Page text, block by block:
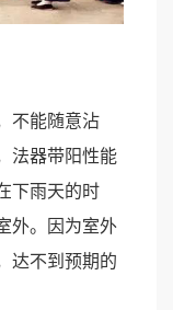
能随意沾
法器带阳性能
下雨天的时
外。因为室外
达不到预期的